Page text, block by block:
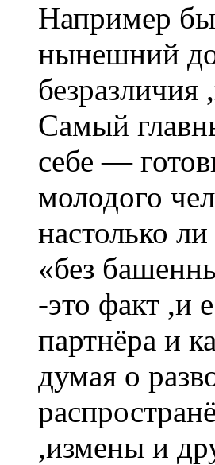
Например
нынешний
Самый
себе —
молодого
настолько
«без
-это факт ,и
партнёра и
думая о
,измены и